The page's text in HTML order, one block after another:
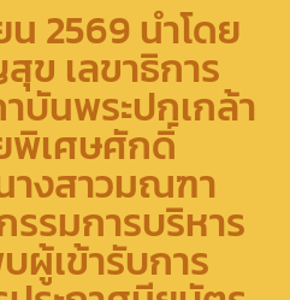
2569 นำโดย
ข เลขาธิการ
บันพระปกเกล้า
พิเศษศักดิ์
างสาวมณฑา
รมการบริหาร
ผู้เข้ารับการ